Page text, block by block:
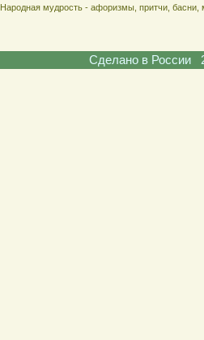
Народная мудрость - афоризмы, притчи,
Сделано в России